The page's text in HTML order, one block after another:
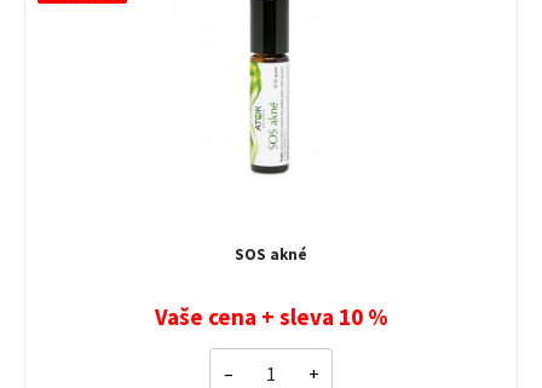
SOS akné
Vaše cena + sleva 10 %
– +